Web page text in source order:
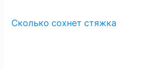
Сколько сохнет стяжка